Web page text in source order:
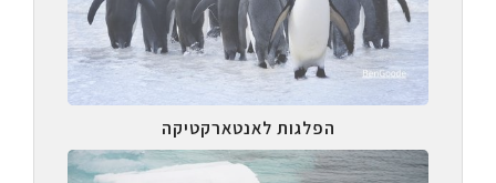
הפלגות לאנטארקטיקה